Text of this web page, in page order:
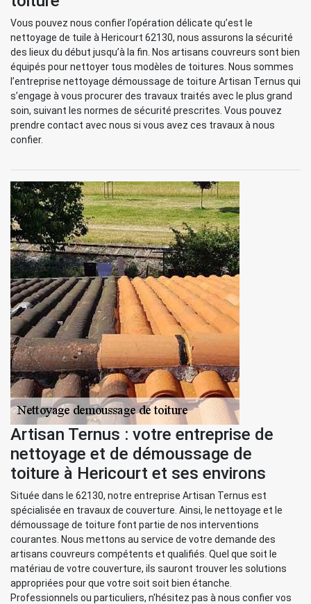
Vous pouvez nous confier l’opération délicate qu’est le
nettoyage de tuile à Hericourt 62130, nous assurons la sécurité
des lieux du début jusqu’à la fin. Nos artisans couvreurs sont bien
équipés pour nettoyer tous modèles de toitures. Nous sommes
l’entreprise nettoyage démoussage de toiture Artisan Ternus qui
s’engage à vous procurer des travaux traités avec le plus grand
soin, suivant les normes de sécurité prescrites. Vous pouvez
prendre contact avec nous si vous avez ces travaux à nous
confier.
Artisan Ternus : votre entreprise de
nettoyage et de démoussage de
toiture à Hericourt et ses environs
Située dans le 62130, notre entreprise Artisan Ternus est
spécialisée en travaux de couverture. Ainsi, le nettoyage et le
démoussage de toiture font partie de nos interventions
courantes. Nous mettons au service de votre demande des
artisans couvreurs compétents et qualifiés. Quel que soit le
matériau de votre couverture, ils sauront trouver les solutions
appropriées pour que votre soit soit bien étanche.
Professionnels ou particuliers, n'hésitez pas à nous confier vos